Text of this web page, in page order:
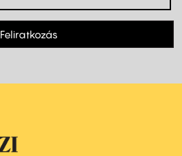
Feliratkozás